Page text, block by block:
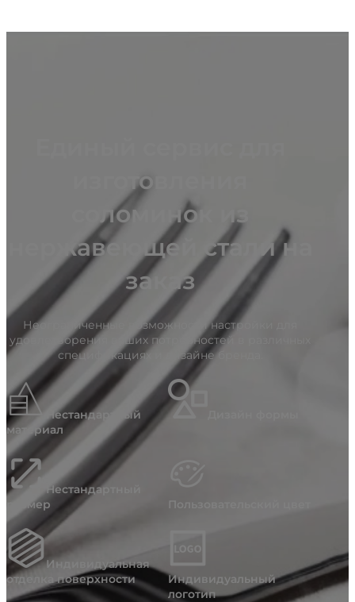
изготовления
соломинок из
нержавеющей стали на
заказ
Неограниченные возможности настройки для
удовлетворения ваших потребностей в различных
спецификациях и дизайне бренда.
Нестандартный
материал
Нестандартный
размер
Пользовательский цвет
Индивидуальная
отделка поверхности
Индивидуальный
логотип